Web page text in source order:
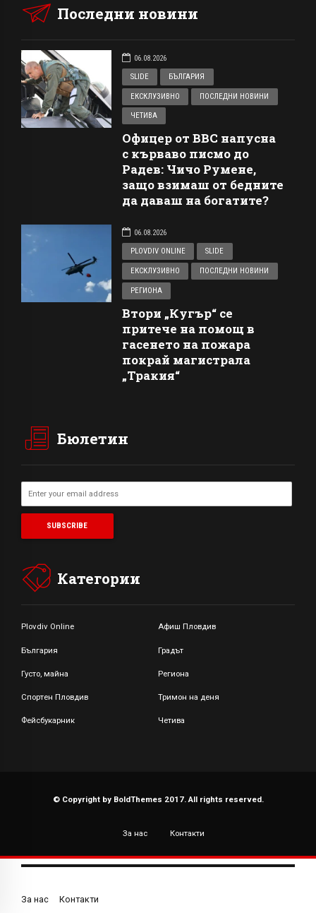
Последни новини
06.08.2026
SLIDE
БЪЛГАРИЯ
ЕКСКЛУЗИВНО ПОСЛЕДНИ НОВИНИ
ЧЕТИВА
Офицер от ВВС напусна
с кърваво писмо до
Радев: Чичо Румене,
защо взимаш от бедните
да даваш на богатите?
06.08.2026
PLOVDIV ONLINE
SLIDE
ЕКСКЛУЗИВНО ПОСЛЕДНИ НОВИНИ
РЕГИОНА
Втори „Кугър“ се
притече на помощ в
гасенето на пожара
покрай магистрала
„Тракия“
Бюлетин
Категории
Plovdiv Online Афиш Пловдив
България Градът
Густо, майна Региона
Спортен Пловдив Тримон на деня
Фейсбукарник Четива
© Copyright by BoldThemes 2017. All rights reserved.
За нас Контакти
За нас Контакти